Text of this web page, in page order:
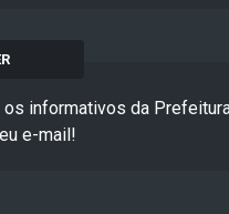
os informativos da
e-mail!